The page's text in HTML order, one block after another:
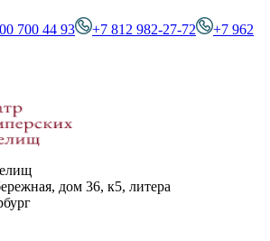
700 44 93 +7 812 982-27-72
+7 962
дом 36, к5, литера